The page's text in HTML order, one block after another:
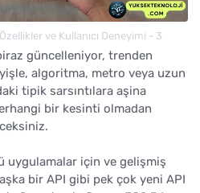
ve Kullanıcı Deneyimi - 3
güncelleniyor, trenden
algoritma, metro veya uzun
tipik sarsıntılara aşina
bir kesinti olmadan
uygulamalar için ve gelişmiş
bir API gibi pek çok yeni API